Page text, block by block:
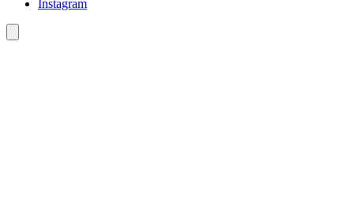
Instagram